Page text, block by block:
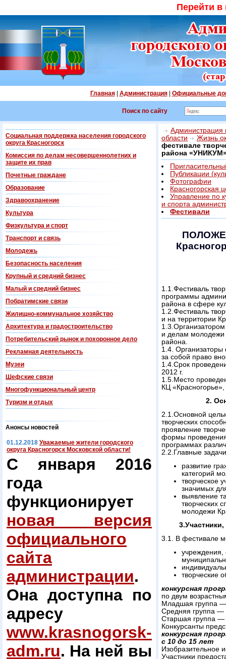
Перейти
Главная| Администрация| Официальные
Поиск по сайту
Социальная поддержка населения городского
округа Красногорск
Комиссия по делам несовершеннолетних и
защите их прав
Почетные граждане
Образование
Здравоохранение
Культура
Физкультура и спорт
Транспорт и связь
Молодежь
Безопасность населения
Крупный и средний бизнес
Малый и средний бизнес
Побратимские связи
Жилищно-коммунальное хозяйство
Архитектура и градостроительство
Потребительский рынок и похоронное дело
Рекламная деятельность
Музеи
Шефские связи
Многофункциональный центр
Туризм и отдых
Анонсы новостей
01.12.2018 Уважаемые жители городского
округа Красногорск Московской области!
С января 2016
года
функционирует
новая версия
официального
сайта
администрации.
Она доступна по
адресу
www.krasnogorsk-
adm.ru. На ней вы
Администрация
области
Жизнь
фестивале
района
Публикации
Фотографии
Красногорская
Управление по
и спорта
Фестивали
1.1.Фестиваль
программы
района в сфере
1.2.Фестиваль
и на территории
и делам молодежи
района.
1.4. Организаторы
за собой право
1.4.Срок
2012 г.
1.5.Место
КЦ
2.
2.1.Основной
творческих
проявление
формы проведения
программах
2.2.Главные
развитие
категорий
творческое
значимых
выявление
творческих
молодежи
3.1. В фестивале
учреждения,
творческие
конкурсная
по двум
Младшая группа
Средняя группа —
Старшая группа —
Конкурсанты
конкурсная
с 10 до 15 лет
Изобразительное
Участники